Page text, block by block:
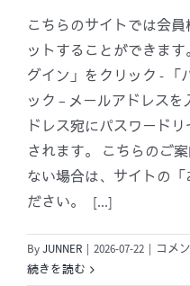
ー
ザ
名
又
は
ー
ル
こちらのサイトでは会
ットすることができま
グイン」をクリック - 「
ック – メールアドレス
ドレス宛にパスワード
されます。 こちらのご
ない場合は、サイトの
ださい。 [...]
ByJUNNER 2026-07-22
4.
コメ
続きを読む